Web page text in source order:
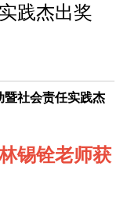
践杰出奖
暨社会责任实践杰
锡铨老师获